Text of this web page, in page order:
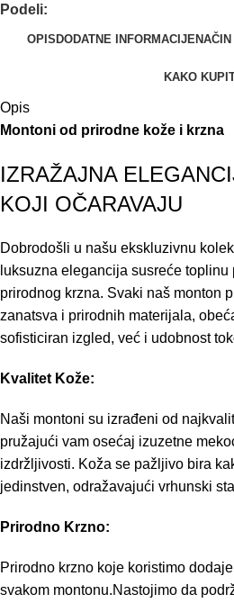
Podeli:
OPIS DODATNE INFORMACIJE
KAKO
Opis
Montoni od prirodne kože i krzna
IZRAŽAJNA
KOJI OČARAVAJU
Dobrodošli u našu ekskluzivnu
luksuzna elegancija susreće
prirodnog krzna. Svaki naš monton
zanatsva i prirodnih materijala,
sofisticiran izgled, već i udobnost
Kvalitet Kože:
Naši montoni su izrađeni od
pružajući vam osećaj izuzetne
izdržljivosti. Koža se pažljivo bira
jedinstven, odražavajući vrhunski
Prirodno Krzno:
Prirodno krzno koje koristimo
svakom montonu.Nastojimo da